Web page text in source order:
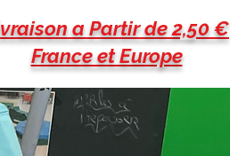
a Partir de 2,50 €
France et Europe